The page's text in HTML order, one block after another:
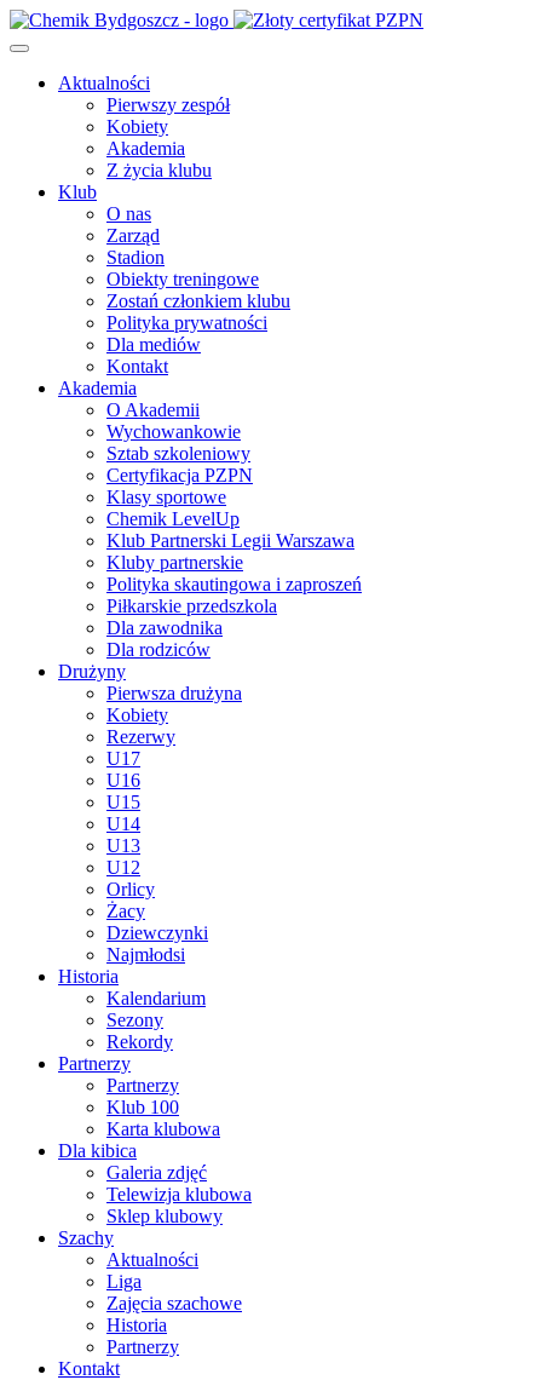
Aktualności
Pierwszy zespół
Kobiety
Akademia
Z życia klubu
Klub
O nas
Zarząd
Stadion
Obiekty treningowe
Zostań członkiem klubu
Polityka prywatności
Dla mediów
Kontakt
Akademia
O Akademii
Wychowankowie
Sztab szkoleniowy
Certyfikacja PZPN
Klasy sportowe
Chemik LevelUp
Klub Partnerski Legii Warszawa
Kluby partnerskie
Polityka skautingowa i zaproszeń
Piłkarskie przedszkola
Dla zawodnika
Dla rodziców
Drużyny
Pierwsza drużyna
Kobiety
Rezerwy
U17
U16
U15
U14
U13
U12
Orlicy
Żacy
Dziewczynki
Najmłodsi
Historia
Kalendarium
Sezony
Rekordy
Partnerzy
Partnerzy
Klub 100
Karta klubowa
Dla kibica
Galeria zdjęć
Telewizja klubowa
Sklep klubowy
Szachy
Aktualności
Liga
Zajęcia szachowe
Historia
Partnerzy
Kontakt